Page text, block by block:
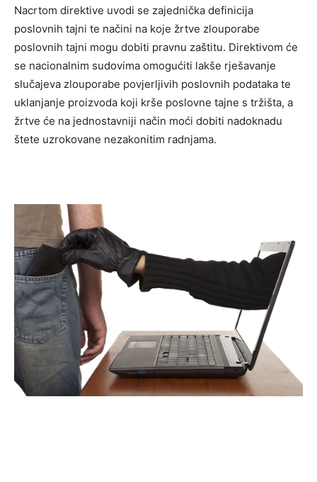
Nacrtom direktive uvodi se zajednička definicija
poslovnih tajni te načini na koje žrtve zlouporabe
poslovnih tajni mogu dobiti pravnu zaštitu. Direktivom će
se nacionalnim sudovima omogućiti lakše rješavanje
slučajeva zlouporabe povjerljivih poslovnih podataka te
uklanjanje proizvoda koji krše poslovne tajne s tržišta, a
žrtve će na jednostavniji način moći dobiti nadoknadu
štete uzrokovane nezakonitim radnjama.